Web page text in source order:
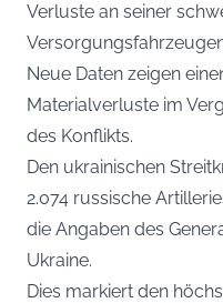
Verluste an seiner
Neue Daten zeigen
Materialverluste im
des Konflikts.
Den ukrainischen
2.074 russische
die Angaben des
Ukraine.
Dies markiert den